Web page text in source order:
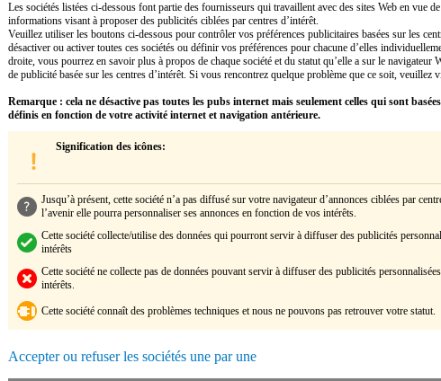
Les sociétés listées ci-dessous font partie des fournisseurs qui travaillent avec des sites Web en vue
informations visant à proposer des publicités ciblées par centres d’intérêt.
Veuillez utiliser les boutons ci-dessous pour contrôler vos préférences publicitaires basées sur les
désactiver ou activer toutes ces sociétés ou définir vos préférences pour chacune d’elles
droite, vous pourrez en savoir plus à propos de chaque société et du statut qu’elle a sur le navigateur
de publicité basée sur les centres d’intérêt. Si vous rencontrez quelque problème que ce soit, veuillez
Remarque : cela ne désactive pas toutes les pubs internet mais seulement celles qui sont
définis en fonction de votre activité internet et navigation antérieure.
Signification des icônes:
Jusqu’à présent, cette société n’a pas diffusé sur votre navigateur d’annonces ciblées par
l’avenir elle pourra personnaliser ses annonces en fonction de vos intérêts.
Cette société collecte/utilise des données qui pourront servir à diffuser des publicités
intérêts
Cette société ne collecte pas de données pouvant servir à diffuser des publicités
intérêts.
Cette société connaît des problèmes techniques et nous ne pouvons pas retrouver votre statut.